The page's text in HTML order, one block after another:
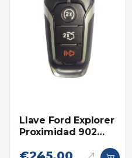
Llave Ford Explorer
Proximidad 902
Original 2016-2019